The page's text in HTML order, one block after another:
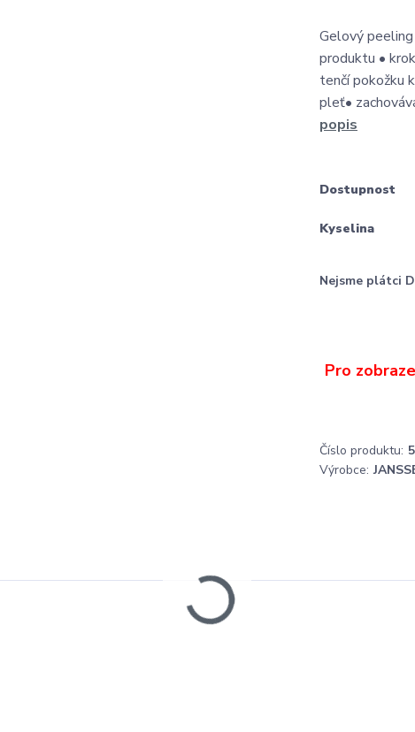
Gelový
produktu •
tenčí pokožku
pleť•
popis
Dostupnost
Kyselina
Nejsme plátci
Číslo produktu:
Výrobce: